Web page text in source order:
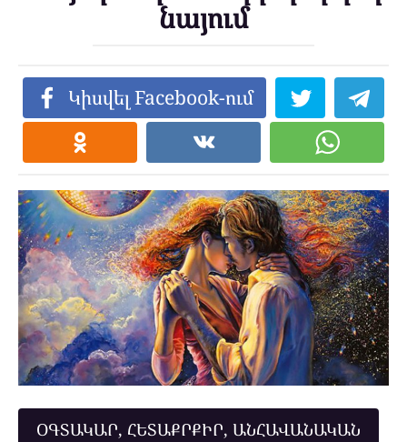
նայում
Կիսվել Facebook-ում
ՕԳՏԱԿԱՐ, ՀԵՏԱՔՐՔԻՐ, ԱՆՀԱՎԱՆԱԿԱՆ